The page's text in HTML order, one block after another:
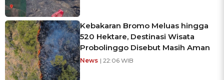
Kebakaran Bromo Meluas hingga
520 Hektare, Destinasi Wisata
Probolinggo Disebut Masih Aman
News | 22:06 WIB